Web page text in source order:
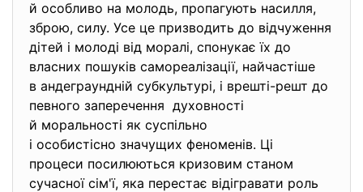
й особливо на молодь, пропагують насилля,
зброю, силу. Усе це призводить до відчуження
дітей і молоді від моралі, спонукає їх до
власних пошуків самореалізації, найчастіше
в андеграундній субкультурі, і врешті-решт до
певного заперечення духовності
й моральності як суспільно
і особистісно значущих феноменів. Ці
процеси посилюються кризовим станом
сучасної сім'ї, яка перестає відігравати роль